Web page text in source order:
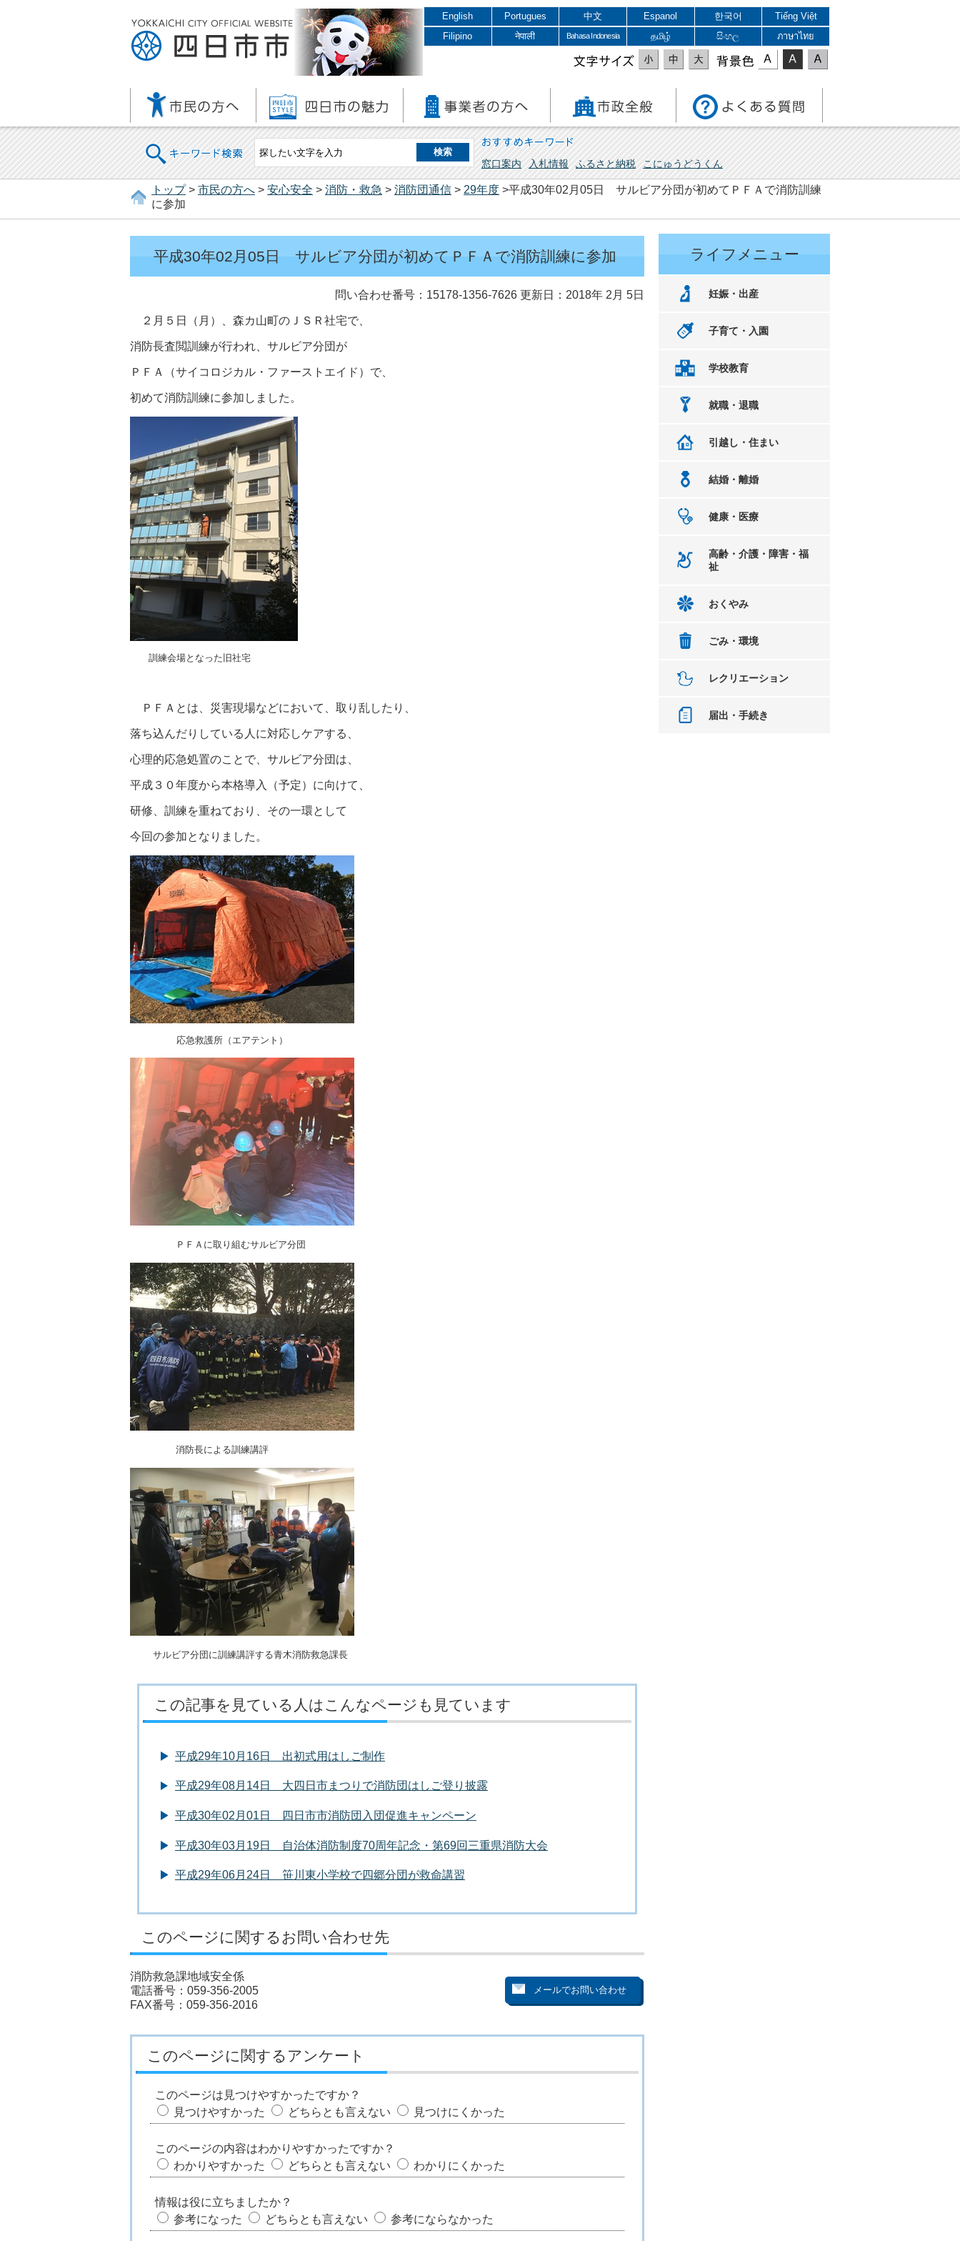
English Portugues 中文 Espanol 한국어
Tiếng Việt
Filipino
नेपाली Bahasa Indonesia தமிழ் සිංහල ภาษาไทย
文字サイズ 表示色
キーワード検索 おすすめキーワード
窓口案内 入札情報 ふるさと納税 こにゅうどうくん
トップ> 市民の方へ > 安心安全 > 消防・救急 > 消防団通信 > 29年度 >平成30年02月05日 サルビア分団が初めてＰＦＡで消防訓練
に参加
平成30年02月05日 サルビア分団が初めてＰＦＡで消防訓練に参加
問い合わせ番号：15178-1356-7626 更新日：2018年 2月 5日
２月５日（月）、森カ山町のＪＳＲ社宅で、
消防長査閲訓練が行われ、サルビア分団が
ＰＦＡ（サイコロジカル・ファーストエイド）で、
初めて消防訓練に参加しました。
訓練会場となった旧社宅
ＰＦＡとは、災害現場などにおいて、取り乱したり、
落ち込んだりしている人に対応しケアする、
心理的応急処置のことで、サルビア分団は、
平成３０年度から本格導入（予定）に向けて、
研修、訓練を重ねており、その一環として
今回の参加となりました。
応急救護所（エアテント）
ＰＦＡに取り組むサルビア分団
消防長による訓練講評
サルビア分団に訓練講評する青木消防救急課長
この記事を見ている人はこんなページも見ています
平成29年10月16日 出初式用はしご制作
平成29年08月14日 大四日市まつりで消防団はしご登り披露
平成30年02月01日 四日市市消防団入団促進キャンペーン
平成30年03月19日 自治体消防制度70周年記念・第69回三重県消防大会
平成29年06月24日 笹川東小学校で四郷分団が救命講習
このページに関するお問い合わせ先
消防救急課地域安全係
電話番号：059-356-2005
FAX番号：059-356-2016
このページに関するアンケート
このページは見つけやすかったですか？
見つけやすかった
どちらとも言えない 見つけにくかった
このページの内容はわかりやすかったですか？
わかりやすかった
どちらとも言えない わかりにくかった
情報は役に立ちましたか？
参考になった
どちらとも言えない 参考にならなかった
ライフメニュー
妊娠・出産
子育て・入園
学校教育
就職・退職
引越し・住まい
結婚・離婚
健康・医療
高齢・介護・障害・福
祉
おくやみ
ごみ・環境
レクリエーション
届出・手続き